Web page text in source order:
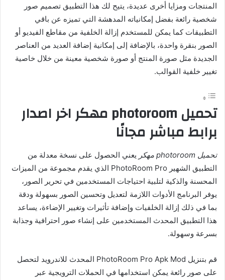
المنتجات ومزايا أخرى عديدة، يتيح لك هذا التطبيق تصميم صور
شخصية رائعة بفضل إمكانياته المدهشة التي تميزه عن باقي
التطبيقات كما يمكن للمستخدم إزالة الخلفية من مقاطع الفيديو أو
الصور بنقرة واحدة، بالإضافة إلى إمكانية إضافة العديد من العناصر
الجديدة مثل صورة المنتج أو صورة شخصية معينة من خلال خاصية
تغيير خلفية القوالب.
تحميل photoroom مهكر اخر اصدار
برابط مباشر مجانًا
تحميل photoroom مهكر
يعني الحصول على نسخة معدلة من
التطبيق الشهير PhotoRoom Pro الذي يقدم مجموعة من الميزات
المحسنة والذكية لتلبية احتياجات المستخدمين في تحرير الصور،
يوفر البرنامج الأدوات اللازمة لتعديل وتحسين الصور بسهولة ودقة
بما في ذلك إزالة الخلفيات وإضافة تأثيرات وتغيير الإضاءة، يساعد
هذا التطبيق المحدث المستخدمين على إنشاء صور احترافية وجذابة
بسرعة وسهولة.
قم بتنزيل PhotoRoom Pro Apk Mod المحدث للاندرويد لتحصل
على صور رائعة يمكن استخدامها في الحملات الترويجية عبر